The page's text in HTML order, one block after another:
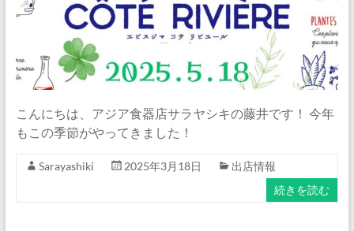
こんにちは、アジア食器店サラヤシキの藤井です！ 今年
もこの季節がやってきました！
Sarayashiki 2025年3月18日
出店情報
続きを読む